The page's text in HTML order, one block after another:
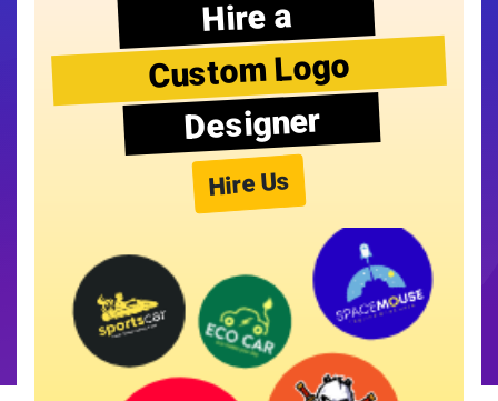
Hire a
Custom Logo
Designer
Hire Us